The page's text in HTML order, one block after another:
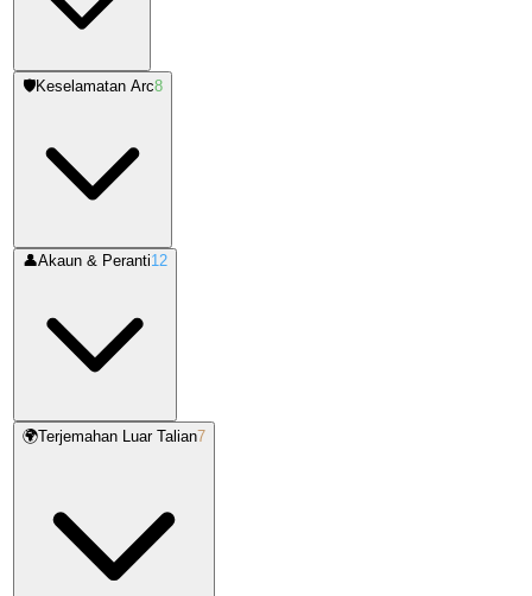
🛡️Keselamatan Arc8
👤Akaun & Peranti12
🌍Terjemahan Luar Talian7